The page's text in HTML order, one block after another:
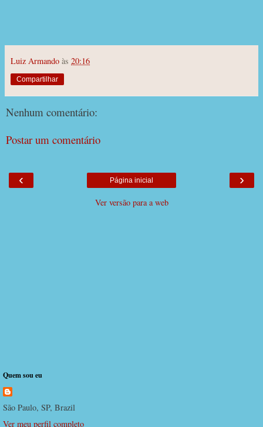
Luiz Armando às 20:16
Compartilhar
Nenhum comentário:
Postar um comentário
‹ ›
Página inicial
Ver versão para a web
Quem sou eu
São Paulo, SP, Brazil
Ver meu perfil completo